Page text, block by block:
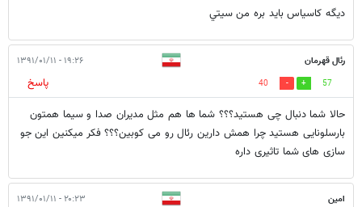
ديگه كاسياس بايد بره من سيتي
رئال قهرمان ۱۹:۲۶ - ۱۳۹۱/۰۱/۱۱
57
40
پاسخ
حالا شما دنبال چی هستید؟؟؟ شما ها هم مثل مدیران صدا و سیما همتون
بارسلونایی هستید چرا همش دارین رئال رو می کوبین؟؟؟ فکر میکنین این جو
سازی های شما تاثیری داره
امین ۲۰:۲۳ - ۱۳۹۱/۰۱/۱۱